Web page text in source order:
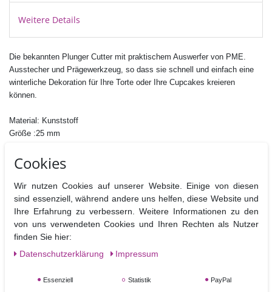
Weitere Details
Die bekannten Plunger Cutter mit praktischem Auswerfer von PME.
Ausstecher und Prägewerkzeug, so dass sie schnell und einfach eine
winterliche Dekoration für Ihre Torte oder Ihre Cupcakes kreieren
können.
Material: Kunststoff
Größe :25 mm
Ähnliche Artikel
Cookies
Wir nutzen Cookies auf unserer Website. Einige von diesen
sind essenziell, während andere uns helfen, diese Website und
Ihre Erfahrung zu verbessern. Weitere Informationen zu den
von uns verwendeten Cookies und Ihren Rechten als Nutzer
finden Sie hier:
Daten­schutz­erklärung
Impressum
Essenziell Statistik PayPal